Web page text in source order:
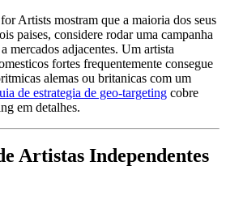
Artists mostram que a maioria dos seus
paises, considere rodar uma campanha
mercados adjacentes. Um artista
fortes frequentemente consegue
alemas ou britanicas com um
de estrategia de geo-targeting cobre
em detalhes.
Artistas Independentes